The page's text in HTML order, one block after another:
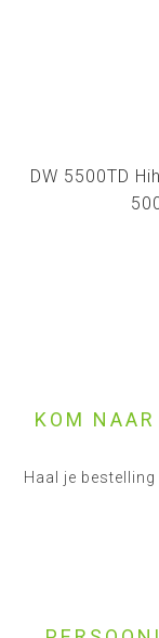
DW 5500TD
KOM
Haal je